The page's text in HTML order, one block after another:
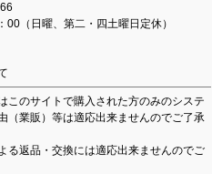
（日曜、第二・四土曜日定休）
このサイトで購入された方のみのシステ
（業販）等は適応出来ませんのでご了承
る返品・交換には適応出来ませんのでご